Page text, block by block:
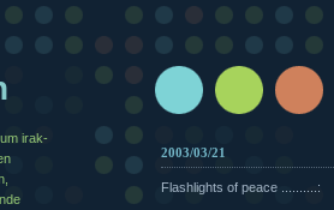
2003/03/21
Flashlights of peace ..........:
irak-